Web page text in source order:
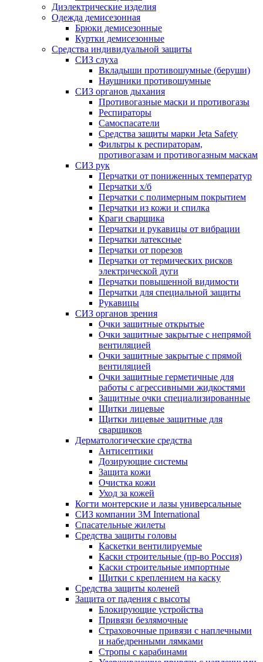
Диэлектрические изделия
Одежда демисезонная
Брюки демисезонные
Куртки демисезонные
Средства индивидуальной защиты
СИЗ слуха
Вкладыши противошумные (беруши)
Наушники противошумные
СИЗ органов дыхания
Противогазные маски и противогазы
Респираторы
Самоспасатели
Средства защиты марки Jeta Safety
Фильтры к респираторам,
противогазам и противогазным маскам
СИЗ рук
Перчатки от пониженных температур
Перчатки х/б
Перчатки с полимерным покрытием
Перчатки из кожи и спилка
Краги сварщика
Перчатки и рукавицы от вибрации
Перчатки латексные
Перчатки от порезов
Перчатки от термических рисков
электрической дуги
Перчатки повышенной видимости
Перчатки для специальной защиты
Рукавицы
СИЗ органов зрения
Очки защитные открытые
Очки защитные закрытые с непрямой
вентиляцией
Очки защитные закрытые с прямой
вентиляцией
Очки защитные герметичные для
работы с агрессивными жидкостями
Защитные очки специализированные
Щитки лицевые
Щитки лицевые защитные для
сварщиков
Дерматологические средства
Антисептики
Дозирующие системы
Защита кожи
Очистка кожи
Уход за кожей
Когти монтерские и лазы универсальные
СИЗ компании 3М International
Спасательные жилеты
Средства защиты головы
Каскетки вентилируемые
Каски строительные (пр-во Россия)
Каски строительные импортные
Щитки с креплением на каску
Средства защиты коленей
Защита от падения с высоты
Блокирующие устройства
Привязи безлямочные
Страховочные привязи с наплечными
и набедренными лямками
Стропы с карабинами